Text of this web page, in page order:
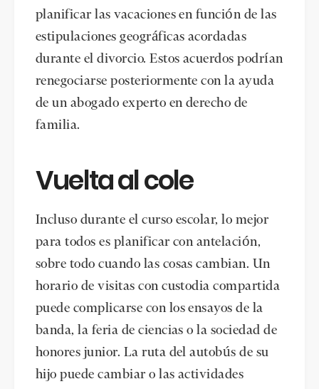
planificar las vacaciones en función de las
estipulaciones geográficas acordadas
durante el divorcio. Estos acuerdos podrían
renegociarse posteriormente con la ayuda
de un abogado experto en derecho de
familia.
Vuelta al cole
Incluso durante el curso escolar, lo mejor
para todos es planificar con antelación,
sobre todo cuando las cosas cambian. Un
horario de visitas con custodia compartida
puede complicarse con los ensayos de la
banda, la feria de ciencias o la sociedad de
honores junior. La ruta del autobús de su
hijo puede cambiar o las actividades